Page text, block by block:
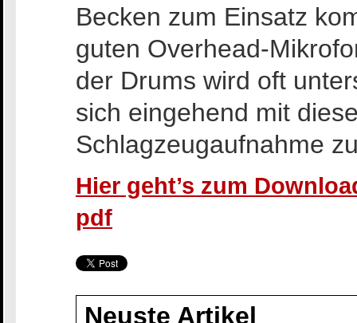
Becken zum Einsatz
guten Overhead-
der Drums wird oft
sich eingehend mit
Schlagzeugaufnahme
Hier geht’s zum
pdf
Neuste Artikel